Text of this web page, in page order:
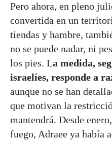
Pero ahora, en pleno
convertida en un
tiendas y hambre,
no se puede nadar, ni
los pies. La medida,
israelíes, responde a
aunque no se han
que motivan la
mantendrá. Desde
fuego, Adraee ya había